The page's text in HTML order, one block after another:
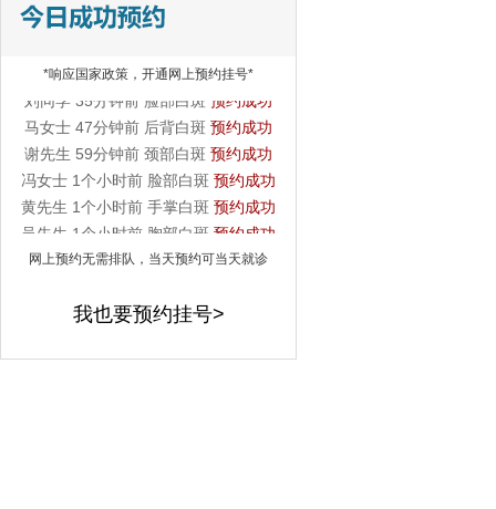
*响应国家政策，开通网上预约挂号*
詹先生 18分钟前 手掌白斑
李先生 22分钟前 手部白斑
马女士 47分钟前 后背白斑
预约成功
谢先生 59分钟前 颈部白斑
预约成功
冯女士 1个小时前 脸部白斑
预约成功
黄先生 1个小时前 手掌白斑
预约成功
吴先生 1个小时前 胸部白斑
预约成功
网上预约无需排队，当天预约可当天就诊
我也要预约挂号>